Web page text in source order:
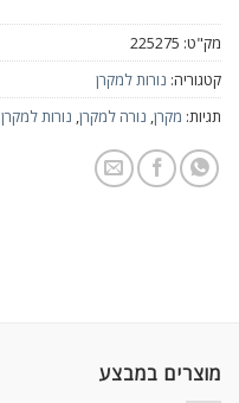
מק"ט: 225275
קטגוריה: נורות למקרן
תגיות: מקרן, נורה למקרן, נורות למקרן
מוצרים במבצע